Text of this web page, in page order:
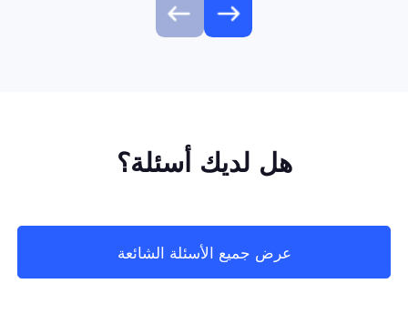
هل لديك أسئلة؟
عرض جميع الأسئلة الشائعة